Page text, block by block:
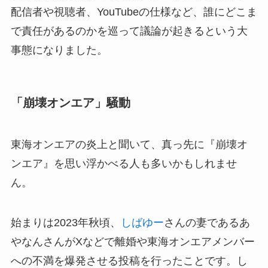
配信者や視聴者、YouTubeの仕様など、誰にどこま
で責任があるのかを巡って議論が起きるという大
事態になりました。
「崩壊オンエア」騒動
東海オンエアの炎上と聞いて、真っ先に『崩壊オ
ンエア』を思い浮かべる人も多いかもしれませ
ん。
始まりは2023年秋頃、 しばゆーさんの妻であるあ
やなんさんがXなどで離婚や東海オンエアメンバー
への不満を爆発させる投稿を行ったことです。し